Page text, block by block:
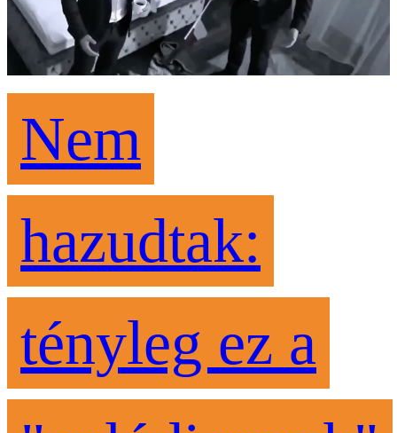
Nem
hazudtak:
tényleg ez a